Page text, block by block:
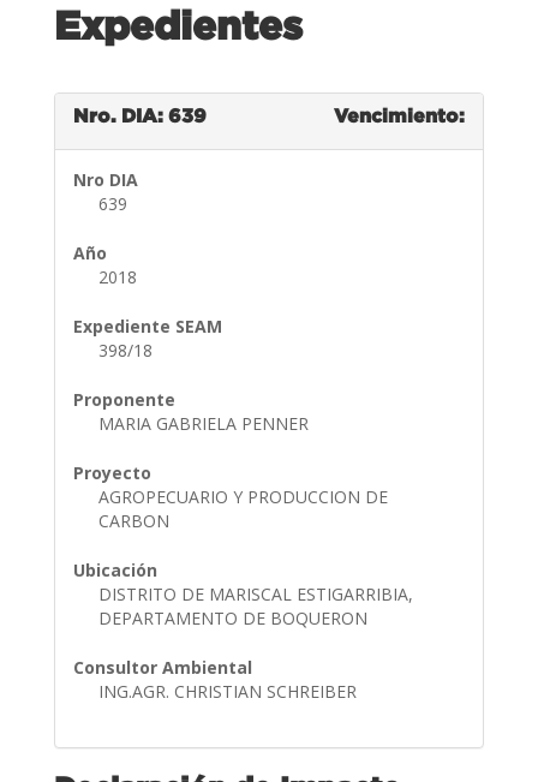
Expedientes
Nro. DIA: 639 Vencimiento:
Nro DIA
639
Año
2018
Expediente SEAM
398/18
Proponente
MARIA GABRIELA PENNER
Proyecto
AGROPECUARIO Y PRODUCCION DE
CARBON
Ubicación
DISTRITO DE MARISCAL ESTIGARRIBIA,
DEPARTAMENTO DE BOQUERON
Consultor Ambiental
ING.AGR. CHRISTIAN SCHREIBER